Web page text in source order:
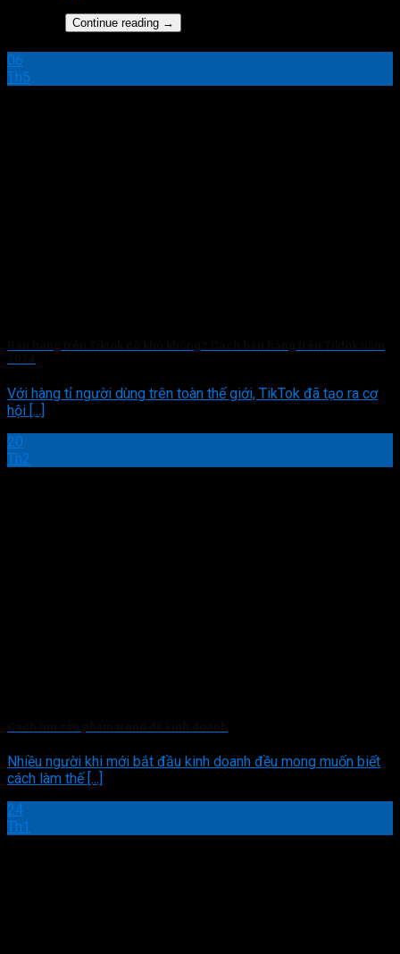
Continue reading →
06
Th5
Với hàng tỉ người dùng trên toàn thế giới, TikTok đã tạo ra cơ
hội [...]
20
Th2
Nhiều người khi mới bắt đầu kinh doanh đều mong muốn biết
cách làm thế [...]
24
Th1